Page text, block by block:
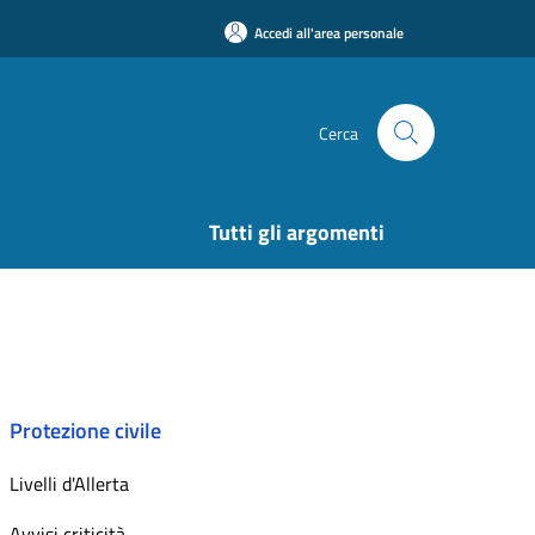
Accedi all'area personale
Cerca
Tutti gli argomenti
Protezione civile
Livelli d'Allerta